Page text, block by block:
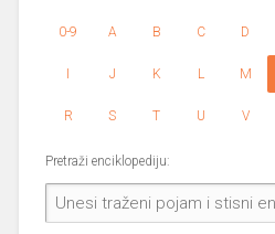
0-9 A B C D
I J K L M
R S T U V
Pretraži enciklopediju: